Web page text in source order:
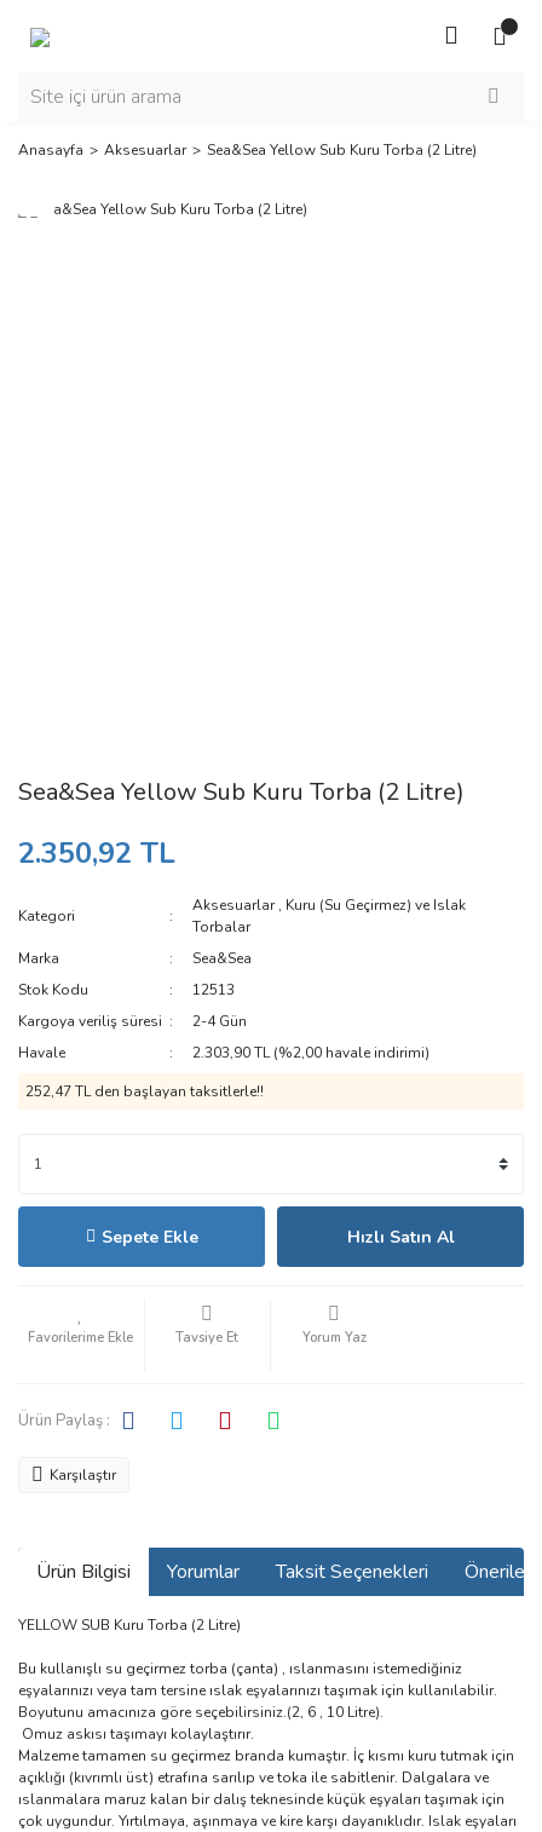
Anasayfa Aksesuarlar Sea&Sea Yellow Sub Kuru Torba (2 Litre)
Sea&Sea Yellow Sub Kuru Torba (2 Litre)
2.350,92 TL
Kategori
Aksesuarlar, Kuru (Su Geçirmez) ve Islak
Torbalar
Marka
Sea&Sea
Stok Kodu
12513
Kargoya veriliş süresi
2-4 Gün
Havale
2.303,90 TL (%2,00 havale indirimi)
252,47 TL den başlayan taksitlerle!!
Sepete Ekle Hızlı Satın Al
Tavsiye Et Yorum Yaz
Ürün Paylaş :
Karşılaştır
Ürün Bilgisi Yorumlar Taksit Seçenekleri
YELLOW SUB Kuru Torba (2 Litre)
Bu kullanışlı su geçirmez torba (çanta) , ıslanmasını istemediğiniz
eşyalarınızı veya tam tersine ıslak eşyalarınızı taşımak için kullanılabilir.
Boyutunu amacınıza göre seçebilirsiniz.(2, 6 , 10 Litre).
Omuz askısı taşımayı kolaylaştırır.
Malzeme tamamen su geçirmez branda kumaştır. İç kısmı kuru tutmak için
açıklığı (kıvrımlı üst) etrafına sarılıp ve toka ile sabitlenir. Dalgalara ve
ıslanmalara maruz kalan bir dalış teknesinde küçük eşyaları taşımak için
çok uygundur. Yırtılmaya, aşınmaya ve kire karşı dayanıklıdır. Islak eşyaları